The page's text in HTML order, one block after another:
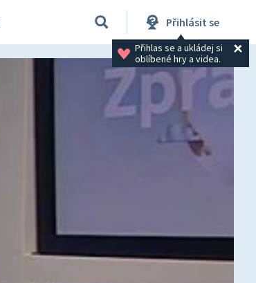
Přihlásit se
Přihlas se a ukládej si
oblíbené hry a videa.